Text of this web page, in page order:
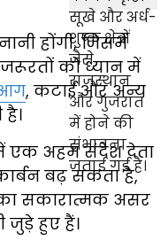
होंगी, जिसमें
को ध्यान में
, कटाई और अन्य
एक अहम संदेश देता
बढ़ सकता है,
सकारात्मक असर
जुड़े हुए हैं।